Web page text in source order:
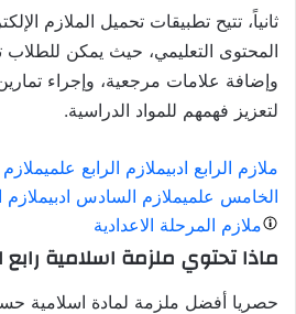
ثانياً، تتيح تطبيقات تحميل الملازم
المحتوى التعليمي، حيث يمكن للطلاب
وإضافة علامات مرجعية، وإجراء
لتعزيز فهمهم للمواد الدراسية.
ملازم الرابع ادبيملازم الرابع علمي
الخامس علميملازم السادس ادبي
ملازم المرحلة الاعدادية
ماذا تحتوي ملزمة اسلامية رابع
حصريا أفضل ملزمة لمادة اسلامية